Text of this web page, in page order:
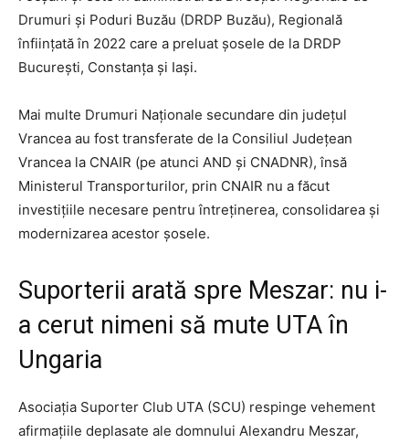
Drumuri și Poduri Buzău (DRDP Buzău), Regională
înființată în 2022 care a preluat șosele de la DRDP
București, Constanța și Iași.
Mai multe Drumuri Naționale secundare din județul
Vrancea au fost transferate de la Consiliul Județean
Vrancea la CNAIR (pe atunci AND și CNADNR), însă
Ministerul Transporturilor, prin CNAIR nu a făcut
investițiile necesare pentru întreținerea, consolidarea și
modernizarea acestor șosele.
​Suporterii arată spre Meszar: nu i-
a cerut nimeni să mute UTA în
Ungaria
Asociația Suporter Club UTA (SCU) respinge vehement
afirmațiile deplasate ale domnului Alexandru Meszar,